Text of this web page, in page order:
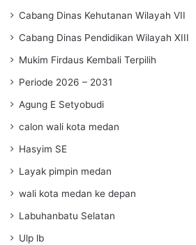
Cabang Dinas Kehutanan Wilayah VII
Cabang Dinas Pendidikan Wilayah XIII
Mukim Firdaus Kembali Terpilih
Periode 2026 – 2031
Agung E Setyobudi
calon wali kota medan
Hasyim SE
Layak pimpin medan
wali kota medan ke depan
Labuhanbatu Selatan
Ulp lb